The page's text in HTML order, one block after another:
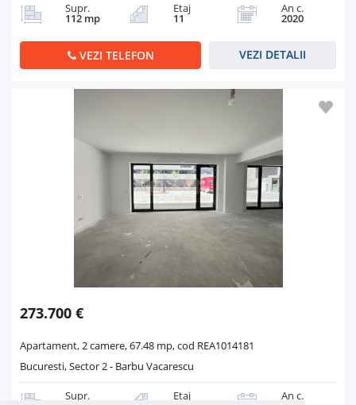
Supr.
112 mp
Etaj
11
An c.
2020
VEZI TELEFON VEZI DETALII
273.700 €
Apartament, 2 camere, 67.48 mp, cod REA1014181
Bucuresti, Sector 2 - Barbu Vacarescu
Supr. Etaj An c.